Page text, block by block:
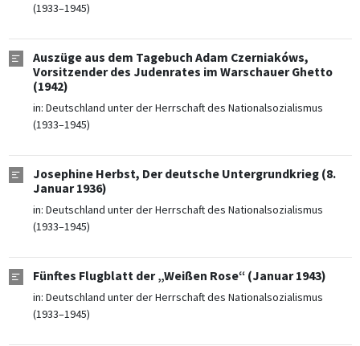
(1933–1945)
Auszüge aus dem Tagebuch Adam Czerniakóws,
Vorsitzender des Judenrates im Warschauer Ghetto
(1942)
in: Deutschland unter der Herrschaft des Nationalsozialismus
(1933–1945)
Josephine Herbst, Der deutsche Untergrundkrieg (8.
Januar 1936)
in: Deutschland unter der Herrschaft des Nationalsozialismus
(1933–1945)
Fünftes Flugblatt der „Weißen Rose“ (Januar 1943)
in: Deutschland unter der Herrschaft des Nationalsozialismus
(1933–1945)